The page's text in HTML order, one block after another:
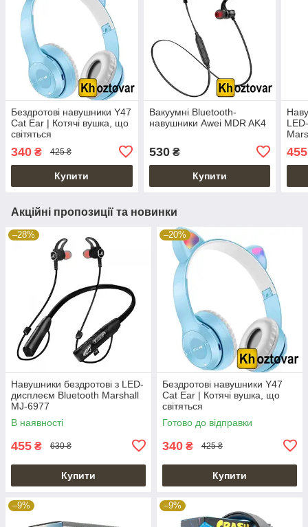
Бездротові навушники Y47
Cat Ear | Котячі вушка, що
світяться
340 ₴ 425 ₴
Купити
Вакуумні Bluetooth-
навушники Awei MDR AK4
530₴
Купити
455
Акційні пропозиції та новинки
–28%
Навушники бездротові з LED-
дисплеєм Bluetooth Marshall
MJ-6977
В наявності
455 ₴ 630 ₴
Купити
–20%
Бездротові навушники Y47
Cat Ear | Котячі вушка, що
світяться
Готово до відправки
340 ₴ 425 ₴
Купити
–9% –9%